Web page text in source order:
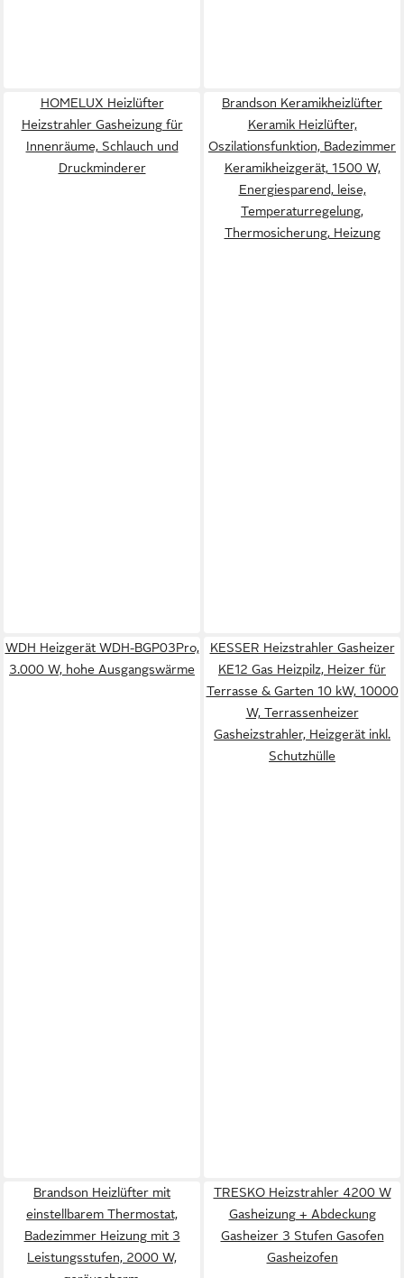
HOMELUX Heizlüfter
Heizstrahler Gasheizung für
Innenräume, Schlauch und
Druckminderer
Brandson Keramikheizlüfter
Keramik Heizlüfter,
Oszilationsfunktion, Badezimmer
Keramikheizgerät, 1500 W,
Energiesparend, leise,
Temperaturregelung,
Thermosicherung, Heizung
WDH Heizgerät WDH-BGP03Pro,
3.000 W, hohe Ausgangswärme
KESSER Heizstrahler Gasheizer
KE12 Gas Heizpilz, Heizer für
Terrasse & Garten 10 kW, 10000
W, Terrassenheizer
Gasheizstrahler, Heizgerät inkl.
Schutzhülle
Brandson Heizlüfter mit
einstellbarem Thermostat,
Badezimmer Heizung mit 3
Leistungsstufen, 2000 W,
TRESKO Heizstrahler 4200 W
Gasheizung + Abdeckung
Gasheizer 3 Stufen Gasofen
Gasheizofen